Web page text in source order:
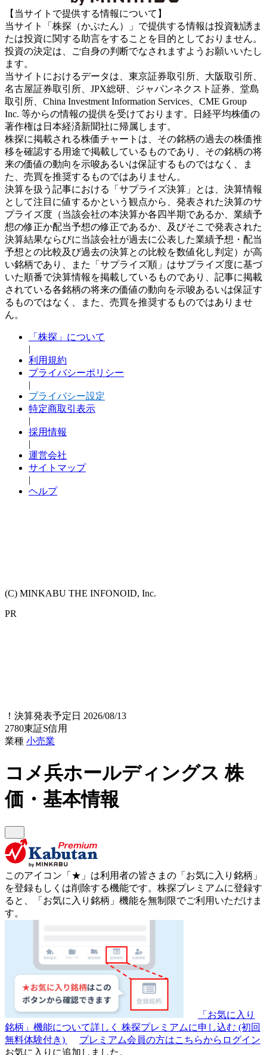
【当サイトで提供する情報について】
当サイト「株探（かぶたん）」で提供する情報は投資勧誘ま
たは投資に関する助言をすることを目的としておりません。
投資の決定は、ご自身の判断でなされますようお願いいたし
ます。
当サイトにおけるデータは、東京証券取引所、大阪取引所、
名古屋証券取引所、JPX総研、ジャパンネクスト証券、堂島
取引所、China Investment Information Services、CME Group
Inc. 等からの情報の提供を受けております。日経平均株価の
著作権は日本経済新聞社に帰属します。
株探に掲載される株価チャートは、その銘柄の過去の株価推
移を確認する用途で掲載しているものであり、その銘柄の将
来の価値の動向を示唆あるいは保証するものではなく、ま
た、売買を推奨するものではありません。
決算を扱う記事における「サプライズ決算」とは、決算情報
として注目に値するかという観点から、発表された決算のサ
プライズ度（当該会社の本決算か各四半期であるか、業績予
想の修正か配当予想の修正であるか、及びそこで発表された
決算結果ならびに当該会社が過去に公表した業績予想・配当
予想との比較及び過去の決算との比較を数値化し判定）が高
い銘柄であり、また「サプライズ順」はサプライズ度に基づ
いた順番で決算情報を掲載しているものであり、記事に掲載
されている各銘柄の将来の価値の動向を示唆あるいは保証す
るものではなく、また、売買を推奨するものではありませ
ん。
「株探」について
|
利用規約
プライバシーポリシー
|
プライバシー設定
特定商取引表示
|
採用情報
|
運営会社
サイトマップ
|
ヘルプ
(C) MINKABU THE INFONOID, Inc.
PR
！ 決算発表予定日 2026/08/13
2780東証S信用
業種 小売業
コメ兵ホールディングス株
価・基本情報
このアイコン 「★」 は利用者の皆さまの 「お気に入り銘柄」
を登録もしくは削除する機能です。 株探プレミアムに登録す
ると、「お気に入り銘柄」機能を無制限でご利用いただけま
す。
「お気に入り
銘柄」機能について詳しく 株探プレミアムに申し込む (初回
無料体験付き)
プレミアム会員の方はこちらからログイン
お気に入りに追加しました。